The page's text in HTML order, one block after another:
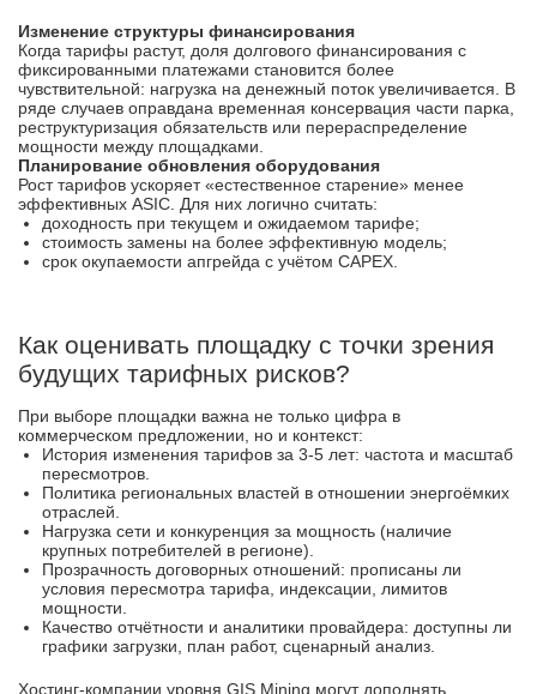
Изменение структуры финансирования
Когда тарифы растут, доля долгового финансирования с
фиксированными платежами становится более
чувствительной: нагрузка на денежный поток увеличивается. В
ряде случаев оправдана временная консервация части парка,
реструктуризация обязательств или перераспределение
мощности между площадками.
Планирование обновления оборудования
Рост тарифов ускоряет «естественное старение» менее
эффективных ASIC. Для них логично считать:
доходность при текущем и ожидаемом тарифе;
стоимость замены на более эффективную модель;
срок окупаемости апгрейда с учётом CAPEX.
Как оценивать площадку с точки зрения
будущих тарифных рисков?
При выборе площадки важна не только цифра в
коммерческом предложении, но и контекст:
История изменения тарифов за 3-5 лет: частота и масштаб
пересмотров.
Политика региональных властей в отношении энергоёмких
отраслей.
Нагрузка сети и конкуренция за мощность (наличие
крупных потребителей в регионе).
Прозрачность договорных отношений: прописаны ли
условия пересмотра тарифа, индексации, лимитов
мощности.
Качество отчётности и аналитики провайдера: доступны ли
графики загрузки, план работ, сценарный анализ.
Хостинг-компании уровня GIS Mining могут дополнять